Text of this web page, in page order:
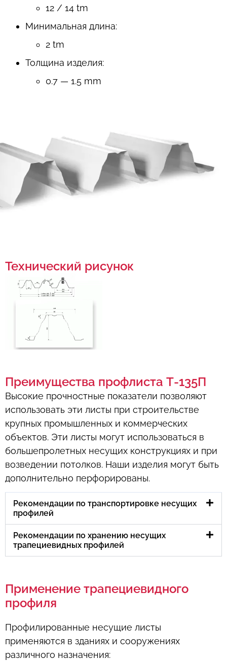
12 / 14 tm
Минимальная длина:
2 tm
Толщина изделия:
0.7 — 1.5 mm
Технический рисунок
Преимущества профлиста Т-135П
Высокие прочностные показатели позволяют
использовать эти листы при строительстве
крупных промышленных и коммерческих
объектов. Эти листы могут использоваться в
большепролетных несущих конструкциях и при
возведении потолков. Наши изделия могут быть
дополнительно перфорированы.
Рекомендации по транспортировке несущих
профилей
Рекомендации по хранению несущих
трапециевидных профилей
Применение трапециевидного
профиля
Профилированные несущие листы
применяются в зданиях и сооружениях
различного назначения: